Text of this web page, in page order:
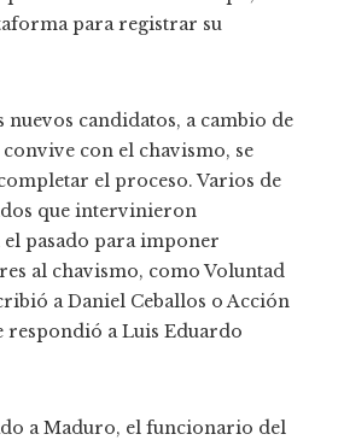
para registrar su
candidatos, a cambio de
con el chavismo, se
el proceso. Varios de
que intervinieron
pasado para imponer
al chavismo, como Voluntad
a Daniel Ceballos o Acción
respondió a Luis Eduardo
a Maduro, el funcionario del